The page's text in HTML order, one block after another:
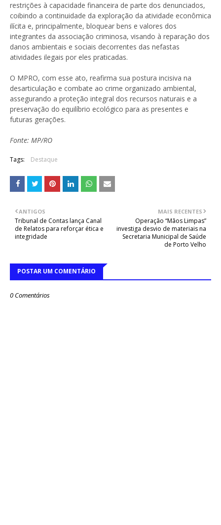
restrições à capacidade financeira de parte dos denunciados,
coibindo a continuidade da exploração da atividade econômica
ilícita e, principalmente, bloquear bens e valores dos
integrantes da associação criminosa, visando à reparação dos
danos ambientais e sociais decorrentes das nefastas
atividades ilegais por eles praticadas.
O MPRO, com esse ato, reafirma sua postura incisiva na
desarticulação e combate ao crime organizado ambiental,
assegurando a proteção integral dos recursos naturais e a
preservação do equilíbrio ecológico para as presentes e
futuras gerações.
Fonte: MP/RO
Tags: Destaque
MAIS RECENTES
Operação “Mãos Limpas”
investiga desvio de materiais na
Secretaria Municipal de Saúde
de Porto Velho
ANTIGOS
Tribunal de Contas lança Canal
de Relatos para reforçar ética e
integridade
POSTAR UM COMENTÁRIO
0 Comentários